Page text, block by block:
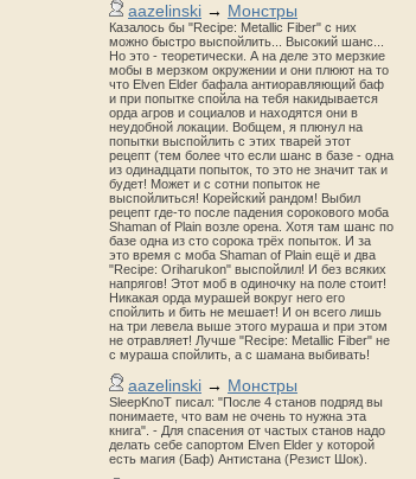
aazelinski → Монстры
Казалось бы "Recipe: Metallic Fiber" с них
можно быстро выспойлить... Высокий шанс...
Но это - теоретически. А на деле это мерзкие
мобы в мерзком окружении и они плюют на то
что Elven Elder бафала антиоравляющий баф
и при попытке спойла на тебя накидывается
орда агров и социалов и находятся они в
неудобной локации. Вобщем, я плюнул на
попытки выспойлить с этих тварей этот
рецепт (тем более что если шанс в базе - одна
из одинадцати попыток, то это не значит так и
будет! Может и с сотни попыток не
выспойлиться! Корейский рандом! Выбил
рецепт где-то после падения сорокового моба
Shaman of Plain возле орена. Хотя там шанс по
базе одна из сто сорока трёх попыток. И за
это время с моба Shaman of Plain ещё и два
"Recipe: Oriharukon" выспойлил! И без всяких
напрягов! Этот моб в одиночку на поле стоит!
Никакая орда мурашей вокруг него его
спойлить и бить не мешает! И он всего лишь
на три левела выше этого мураша и при этом
не отравляет! Лучше "Recipe: Metallic Fiber" не
с мураша спойлить, а с шамана выбивать!
aazelinski → Монстры
SleepKnoT писал: "После 4 станов подряд вы
понимаете, что вам не очень то нужна эта
книга". - Для спасения от частых станов надо
делать себе сапортом Elven Elder у которой
есть магия (Баф) Антистана (Резист Шок).